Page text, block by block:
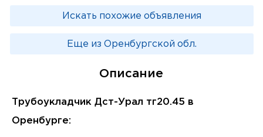
Искать похожие объявления
Еще из Оренбургской обл.
Описание
Трубоукладчик Дст-Урал тг20.45 в
Оренбурге: